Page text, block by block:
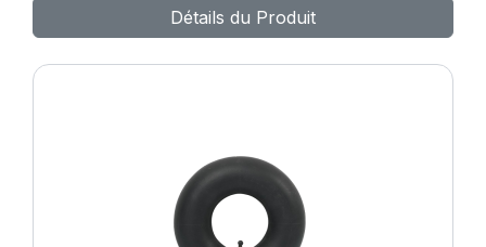
Détails du Produit